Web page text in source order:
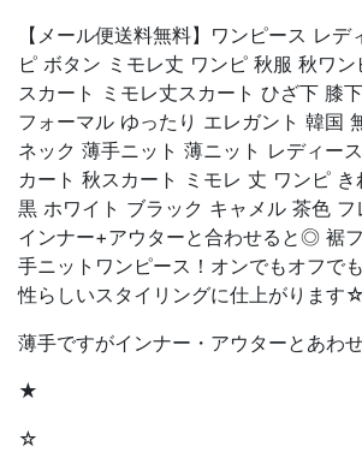
【メール便送料無料】ワンピース レデ
ピ ボタン ミモレ丈 ワンピ 秋服 秋ワ
スカート ミモレ丈スカート ひざ下 膝
フォーマル ゆったり エレガント 韓国
ネック 薄手ニット 薄ニット レディー
カート 秋スカート ミモレ 丈 ワンピ
黒 ホワイト ブラック キャメル 茶色
インナー+アウターと合わせると◎ 裾
手ニットワンピース！オンでもオフで
性らしいスタイリングに仕上がります☆
薄手ですがインナー・アウターとあわ
★
☆